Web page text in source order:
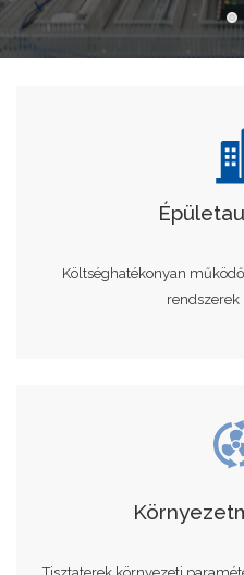
Költséghatékonyan
rendszerek